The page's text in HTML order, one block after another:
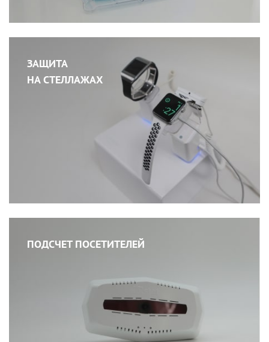
ЗАЩИТА
НА СТЕЛЛАЖАХ
ПОДСЧЕТ ПОСЕТИТЕЛЕЙ